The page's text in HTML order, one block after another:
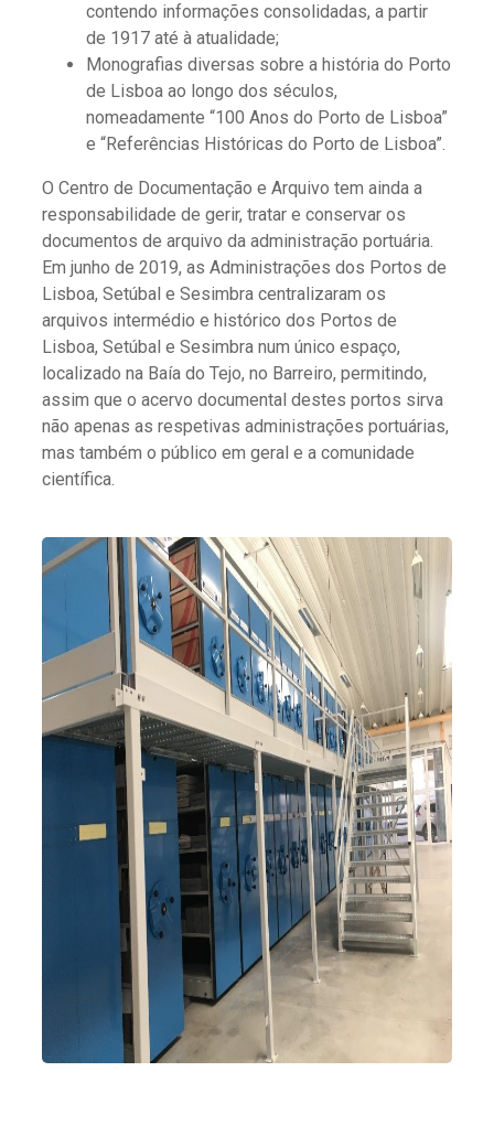
contendo informações consolidadas, a partir
de 1917 até à atualidade;
Monografias diversas sobre a história do Porto
de Lisboa ao longo dos séculos,
nomeadamente “100 Anos do Porto de Lisboa”
e “Referências Históricas do Porto de Lisboa”.
O Centro de Documentação e Arquivo tem ainda a
responsabilidade de gerir, tratar e conservar os
documentos de arquivo da administração portuária.
Em junho de 2019, as Administrações dos Portos de
Lisboa, Setúbal e Sesimbra centralizaram os
arquivos intermédio e histórico dos Portos de
Lisboa, Setúbal e Sesimbra num único espaço,
localizado na Baía do Tejo, no Barreiro, permitindo,
assim que o acervo documental destes portos sirva
não apenas as respetivas administrações portuárias,
mas também o público em geral e a comunidade
científica.